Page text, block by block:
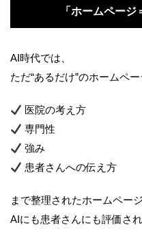
「ホームペー
AI時代では、
ただ“あるだけ”のホームペー
医院の考え方
専門性
強み
患者さんへの伝え方
まで整理されたホームページ
AIにも患者さんにも評価さ